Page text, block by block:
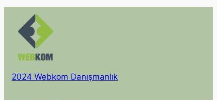
2024 Webkom Danışmanlık